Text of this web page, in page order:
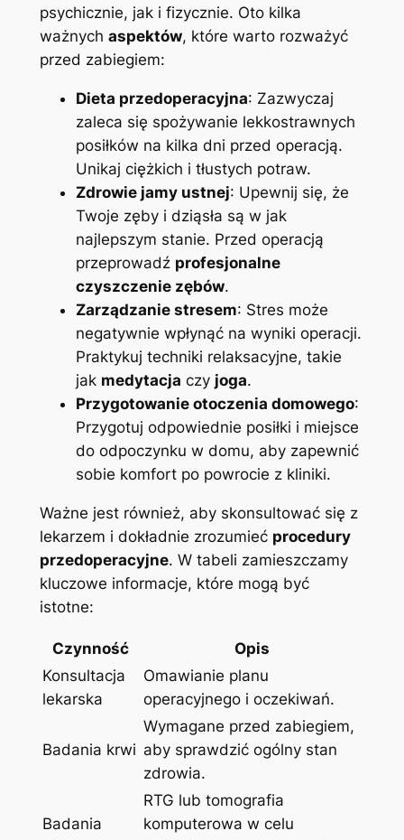
psychicznie, jak i fizycznie. Oto ⁤kilka
ważnych aspektów, ‍które warto rozważyć
przed zabiegiem:
Dieta przedoperacyjna: Zazwyczaj
zaleca się spożywanie lekkostrawnych
posiłków na ⁢kilka ​dni przed ‍operacją.
Unikaj ⁣ciężkich ‌i ⁣tłustych potraw.
Zdrowie jamy​ ustnej: Upewnij się, ⁤że
Twoje zęby i dziąsła ⁢są w jak
najlepszym stanie. Przed operacją‌
przeprowadź profesjonalne
czyszczenie⁢ zębów.
Zarządzanie stresem:‌ Stres może
negatywnie wpłynąć na wyniki ⁤operacji.
Praktykuj​ techniki ​relaksacyjne, ‌takie‍
jak medytacja czy joga.
Przygotowanie ⁤otoczenia domowego:
Przygotuj odpowiednie posiłki i miejsce
do odpoczynku ‌w domu, aby zapewnić‌
sobie komfort⁢ po powrocie ⁤z ‌kliniki.
Ważne jest również, aby skonsultować się z
lekarzem i dokładnie zrozumieć procedury
przedoperacyjne. W tabeli zamieszczamy
kluczowe⁣ informacje, które mogą być
istotne:
Czynność
Opis
Konsultacja
‍lekarska
Omawianie planu‍
operacyjnego i ⁤oczekiwań.
Badania ‍krwi
Wymagane przed zabiegiem,
aby sprawdzić ogólny stan
zdrowia.
Badania
RTG‌ lub ⁤tomografia
komputerowa w⁣ celu